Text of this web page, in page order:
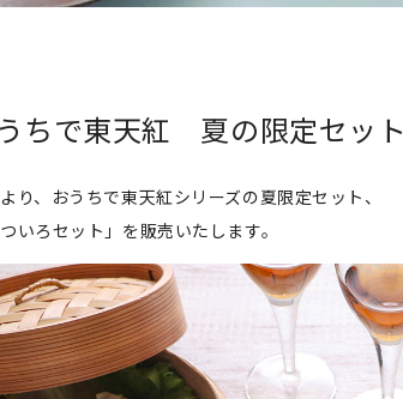
ちで東天紅 夏の限定セット
り、おうちで東天紅シリーズの夏限定セット、
ついろセット」を販売いたします。